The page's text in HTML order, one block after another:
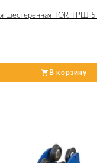
шестеренная TOR ТРШ
В корзину